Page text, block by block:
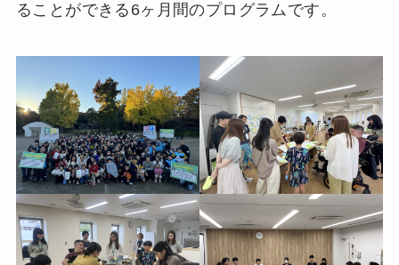
ることができる6ヶ月間のプログラムです。